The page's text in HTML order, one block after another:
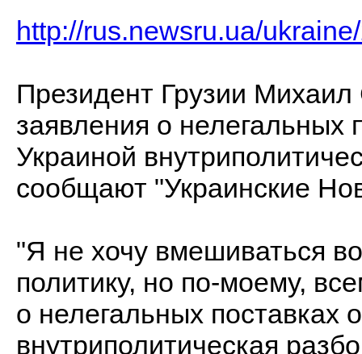
http://rus.newsru.ua/
Президент Грузии
заявления о нелегальных
Украиной
сообщают "Украинские
"Я не хочу вмешиваться
политику, но по-моему,
о нелегальных поставках
внутриполитическая